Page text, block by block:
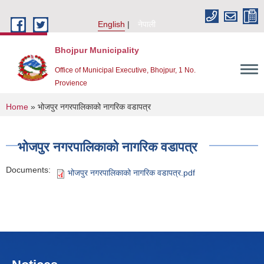
English
नेपाली
Bhojpur Municipality
Office of Municipal Executive, Bhojpur, 1 No.
Provience
You are here
Home » भोजपुर नगरपालिकाको नागरिक वडापत्र
भोजपुर नगरपालिकाको नागरिक वडापत्र
Documents: भोजपुर नगरपालिकाको नागरिक वडापत्र.pdf